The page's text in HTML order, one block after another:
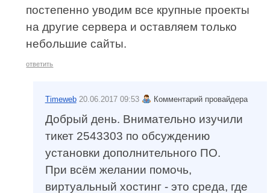
постепенно уводим все крупные проекты
на другие сервера и оставляем только
небольшие сайты.
ответить
Timeweb 20.06.2017 09:53 Комментарий провайдера
Добрый день. Внимательно изучили
тикет 2543303 по обсуждению
установки дополнительного ПО.
При всём желании помочь,
виртуальный хостинг - это среда, где